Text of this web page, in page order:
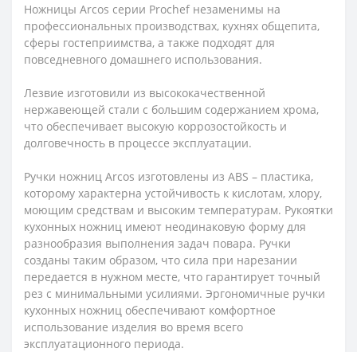
Ножницы Arcos серии Prochef незаменимы на
профессиональных производствах, кухнях общепита,
сферы гостеприимства, а также подходят для
повседневного домашнего использования.
Лезвие изготовили из высококачественной
нержавеющей стали с большим содержанием хрома,
что обеспечивает высокую коррозостойкость и
долговечность в процессе эксплуатации.
Ручки ножниц Arcos изготовлены из ABS – пластика,
которому характерна устойчивость к кислотам, хлору,
моющим средствам и высоким температурам. Рукоятки
кухонных ножниц имеют неодинаковую форму для
разнообразия выполнения задач повара. Ручки
созданы таким образом, что сила при нарезании
передается в нужном месте, что гарантирует точный
рез с минимальными усилиями. Эргономичные ручки
кухонных ножниц обеспечивают комфортное
использование изделия во время всего
эксплуатационного периода.